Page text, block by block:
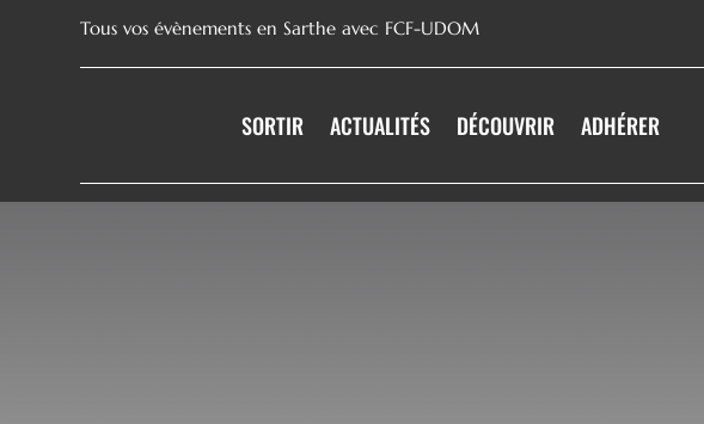
Tous vos évènements en Sarthe avec FCF-UDOM
SORTIR ACTUALITÉS DÉCOUVRIR ADHÉRER